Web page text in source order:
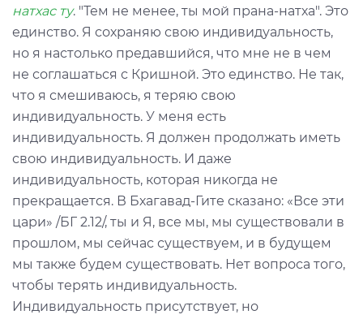
натхас ту. "Тем не менее, ты мой прана-натха". Это
единство. Я сохраняю свою индивидуальность,
но я настолько предавшийся, что мне не в чем
не соглашаться с Кришной. Это единство. Не так,
что я смешиваюсь, я теряю свою
индивидуальность. У меня есть
индивидуальность. Я должен продолжать иметь
свою индивидуальность. И даже
индивидуальность, которая никогда не
прекращается. В Бхагавад-Гите сказано: «Все эти
цари» /БГ 2.12/, ты и Я, все мы, мы существовали в
прошлом, мы сейчас существуем, и в будущем
мы также будем существовать. Нет вопроса того,
чтобы терять индивидуальность.
Индивидуальность присутствует, но